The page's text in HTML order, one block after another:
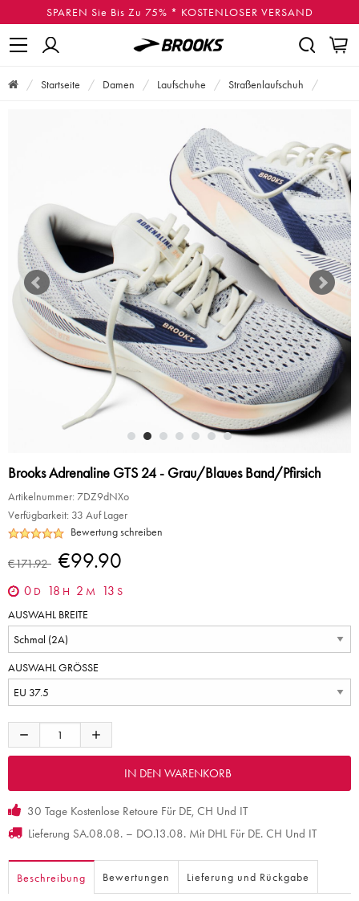
SPAREN Sie Bis Zu 75% * KOSTENLOSER VERSAND
Startseite Damen Laufschuhe Straßenlaufschuh
Brooks Adrenaline GTS 24 - Grau/Blaues Band/Pfirsich
Artikelnummer: 7DZ9dNXo
Verfügbarkeit: 33 Auf Lager
Bewertung schreiben
€171.92 €99.90
0 D 18 H 2 M 13 S
AUSWAHL BREITE
AUSWAHL GRÖSSE
30 Tage Kostenlose Retoure Für DE, CH Und IT
Lieferung SA.08.08. – DO.13.08. Mit DHL Für DE. CH Und IT
Beschreibung Bewertungen Lieferung und Rückgabe